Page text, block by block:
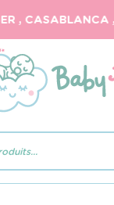
, CASABLANCA ,